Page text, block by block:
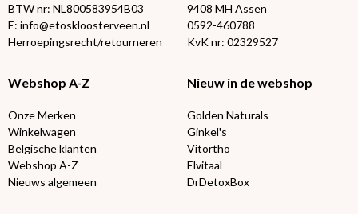
BTW nr: NL800583954B03
E: info@etoskloosterveen.nl
Herroepingsrecht/retourneren
9408 MH Assen
0592-460788
KvK nr: 02329527
Webshop A-Z
Onze Merken
Winkelwagen
Belgische klanten
Webshop A-Z
Nieuws algemeen
Nieuw in de webshop
Golden Naturals
Ginkel's
Vitortho
Elvitaal
DrDetoxBox